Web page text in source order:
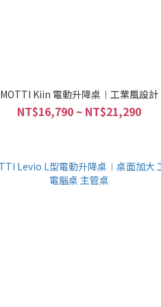
MOTTI Kiin 電動升降桌︱工業風設計
NT$16,790 ~ NT$21,290